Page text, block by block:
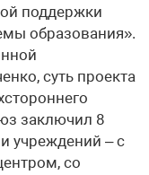
поддержки
образования».
суть проекта
заключил 8
учреждений – с
со